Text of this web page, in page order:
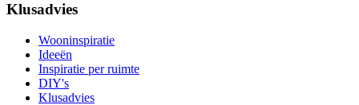
Klusadvies
Wooninspiratie
Ideeën
Inspiratie per ruimte
DIY's
Klusadvies